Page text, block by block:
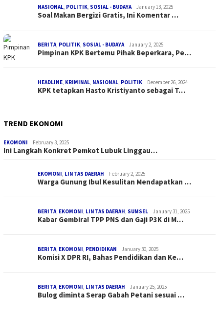
NASIONAL, POLITIK, SOSIAL - BUDAYA January 13, 2025
Soal Makan Bergizi Gratis, Ini Komentar …
BERITA, POLITIK, SOSIAL - BUDAYA January 2, 2025
Pimpinan KPK Bertemu Pihak Beperkara, Pe…
HEADLINE, KRIMINAL, NASIONAL, POLITIK December 26, 2024
KPK tetapkan Hasto Kristiyanto sebagai T…
TREND EKONOMI
EKOMONI February 3, 2025
Ini Langkah Konkret Pemkot Lubuk Linggau…
EKOMONI, LINTAS DAERAH February 2, 2025
Warga Gunung Ibul Kesulitan Mendapatkan …
BERITA, EKOMONI, LINTAS DAERAH, SUMSEL January 31, 2025
Kabar Gembira! TPP PNS dan Gaji P3K di M…
BERITA, EKOMONI, PENDIDIKAN January 30, 2025
Komisi X DPR RI, Bahas Pendidikan dan Ke…
BERITA, EKOMONI, LINTAS DAERAH January 25, 2025
Bulog diminta Serap Gabah Petani sesuai …